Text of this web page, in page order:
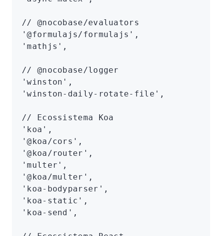
// @nocobase/evaluators
'@formulajs/formulajs' ,
'mathjs' ,
// @nocobase/logger
'winston' ,
'winston-daily-rotate-file' ,
// Ecossistema Koa
'koa' ,
'@koa/cors' ,
'@koa/router' ,
'multer' ,
'@koa/multer' ,
'koa-bodyparser' ,
'koa-static' ,
'koa-send' ,